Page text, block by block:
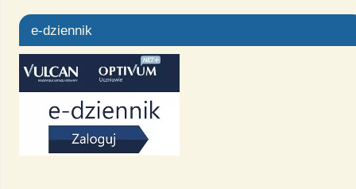
e-dziennik